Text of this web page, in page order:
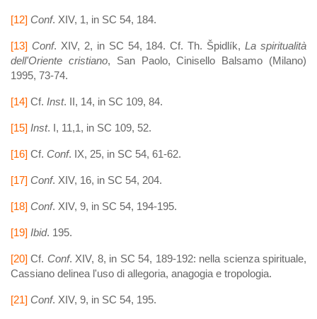
[12] Conf. XIV, 1, in SC 54, 184.
[13] Conf. XIV, 2, in SC 54, 184. Cf. Th. Špidlík,La spiritualità
dell'Oriente cristiano, San Paolo, Cinisello Balsamo (Milano)
1995, 73-74.
[14] Cf. Inst. II, 14, in SC 109, 84.
[15] Inst. I, 11,1, in SC 109, 52.
[16] Cf. Conf. IX, 25, in SC 54, 61-62.
[17] Conf. XIV, 16, in SC 54, 204.
[18] Conf. XIV, 9, in SC 54, 194-195.
[19] Ibid. 195.
[20] Cf. Conf. XIV, 8, in SC 54, 189-192: nella scienza spirituale,
Cassiano delinea l'uso di allegoria, anagogia e tropologia.
[21] Conf. XIV, 9, in SC 54, 195.